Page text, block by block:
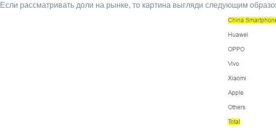
Если рассматривать доли на рынке, то картина выгляди следующим